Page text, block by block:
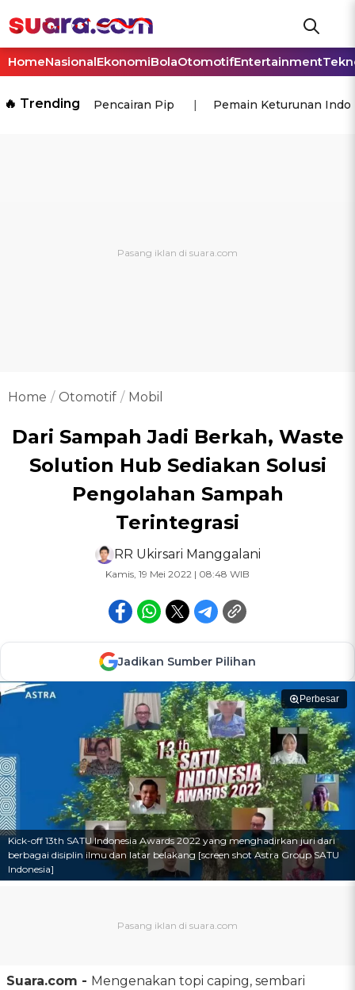
HomeNasionalEkonomiBolaOtomotifEntertainment
🔥 Trending Pencairan Pip Pemain Keturunan
Home Otomotif Mobil
Dari Sampah Jadi Berkah, Waste
Solution Hub Sediakan Solusi
Pengolahan Sampah
Terintegrasi
RR Ukirsari Manggalani
Kamis, 19 Mei 2022 | 08:48 WIB
Jadikan Sumber Pilihan
Perbesar
Kick-off 13th SATU Indonesia Awards 2022 yang menghadirkan juri dari
berbagai disiplin ilmu dan latar belakang [screen shot Astra Group SATU
Indonesia]
Suara.com - Mengenakan topi caping, sembari